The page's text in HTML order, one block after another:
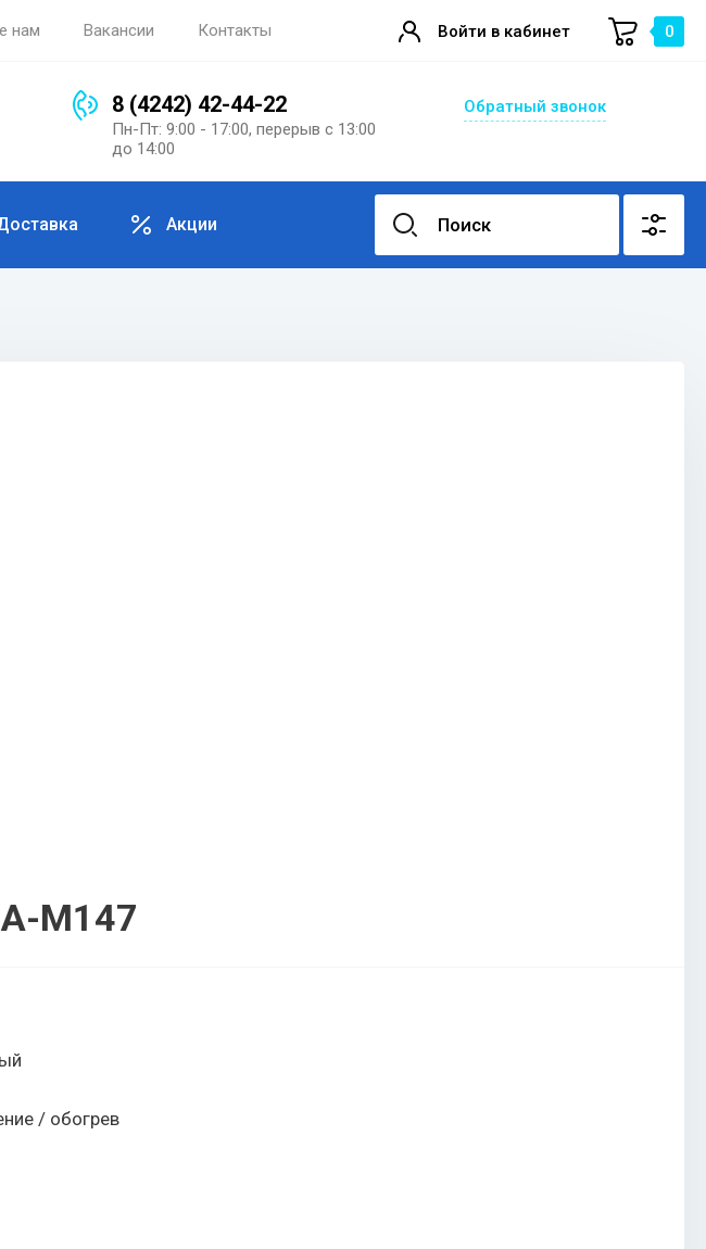
нам Вакансии Контакты Войти в кабинет 0
8 (4242) 42-44-22
Пн-Пт: 9:00 - 17:00, перерыв с 13:00
до 14:00
Обратный звонок
Акции
M147
/ обогрев